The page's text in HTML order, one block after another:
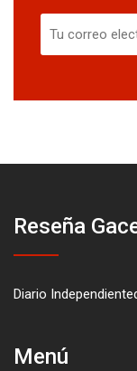
Reseña
Diario
Menú